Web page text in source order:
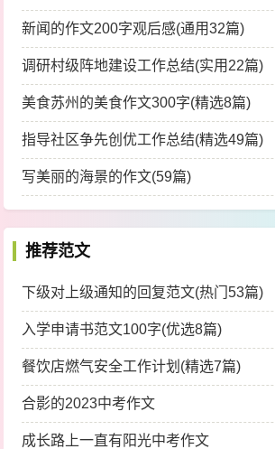
新闻的作文200字观后感(通用32篇)
调研村级阵地建设工作总结(实用22篇)
美食苏州的美食作文300字(精选8篇)
指导社区争先创优工作总结(精选49篇)
写美丽的海景的作文(59篇)
推荐范文
下级对上级通知的回复范文(热门53篇)
入学申请书范文100字(优选8篇)
餐饮店燃气安全工作计划(精选7篇)
合影的2023中考作文
成长路上一直有阳光中考作文